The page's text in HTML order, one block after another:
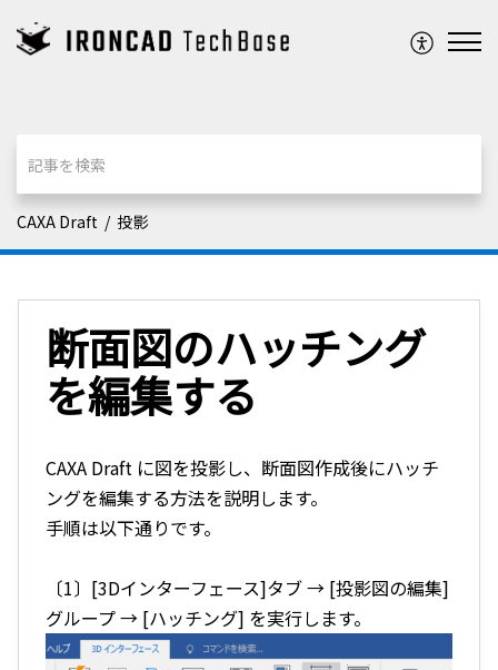
CAXA Draft 投影
断面図のハッチング
を編集する
CAXA Draft に図を投影し、断面図作成後にハッチ
ングを編集する方法を説明します。
手順は以下通りです。
〔1〕[3Dインターフェース]タブ → [投影図の編集]
グループ → [ハッチング] を実行します。